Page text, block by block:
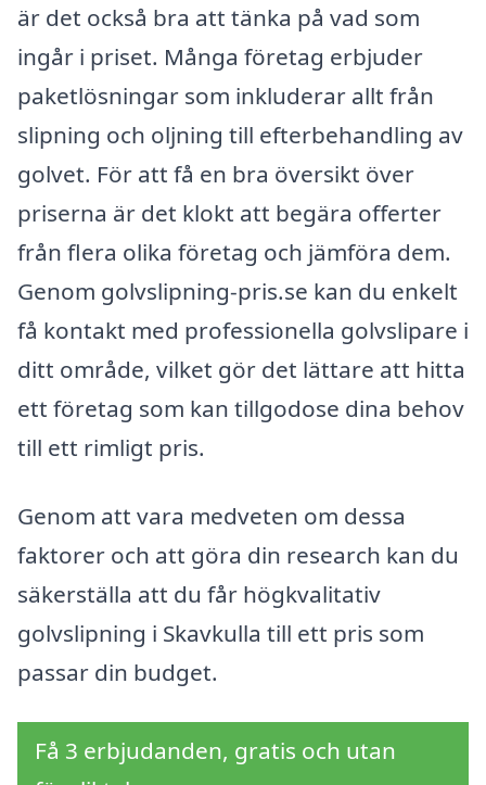
är det också bra att tänka på vad som
ingår i priset. Många företag erbjuder
paketlösningar som inkluderar allt från
slipning och oljning till efterbehandling av
golvet. För att få en bra översikt över
priserna är det klokt att begära offerter
från flera olika företag och jämföra dem.
Genom golvslipning-pris.se kan du enkelt
få kontakt med professionella golvslipare i
ditt område, vilket gör det lättare att hitta
ett företag som kan tillgodose dina behov
till ett rimligt pris.
Genom att vara medveten om dessa
faktorer och att göra din research kan du
säkerställa att du får högkvalitativ
golvslipning i Skavkulla till ett pris som
passar din budget.
Få 3 erbjudanden, gratis och utan